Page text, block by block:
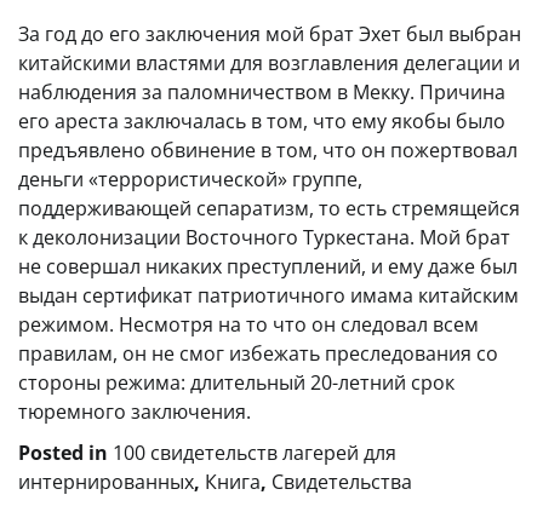
За год до его заключения мой брат Эхет был выбран
китайскими властями для возглавления делегации и
наблюдения за паломничеством в Мекку. Причина
его ареста заключалась в том, что ему якобы было
предъявлено обвинение в том, что он пожертвовал
деньги «террористической» группе,
поддерживающей сепаратизм, то есть стремящейся
к деколонизации Восточного Туркестана. Мой брат
не совершал никаких преступлений, и ему даже был
выдан сертификат патриотичного имама китайским
режимом. Несмотря на то что он следовал всем
правилам, он не смог избежать преследования со
стороны режима: длительный 20-летний срок
тюремного заключения.
Posted in 100 свидетельств лагерей для
интернированных, Книга, Свидетельства